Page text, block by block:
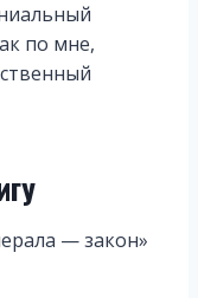
по мне,
— закон»